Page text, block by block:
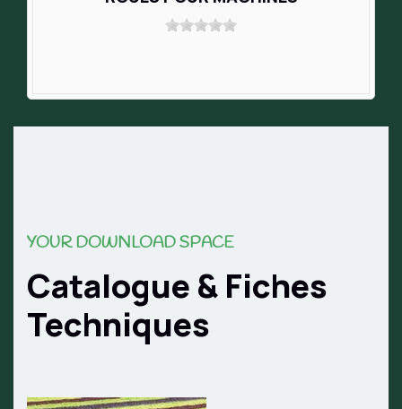
YOUR DOWNLOAD SPACE
Catalogue & Fiches
Techniques